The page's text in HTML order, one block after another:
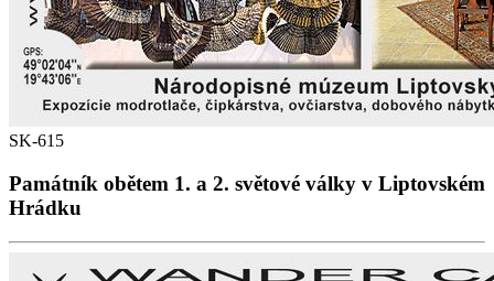
SK-615
Památník obětem 1. a 2. světové války v Liptovském
Hrádku